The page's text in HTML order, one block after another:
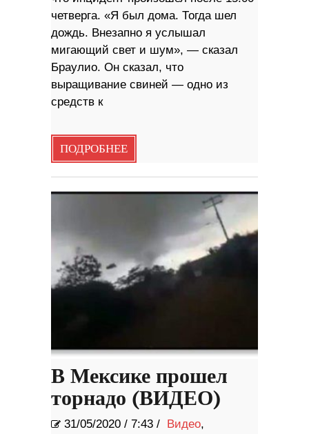
четверга. «Я был дома. Тогда шел
дождь. Внезапно я услышал
мигающий свет и шум», — сказал
Браулио. Он сказал, что
выращивание свиней — одно из
средств к
ПОДРОБНЕЕ
В Мексике прошел
торнадо (ВИДЕО)
31/05/2020 / 7:43 / Видео,